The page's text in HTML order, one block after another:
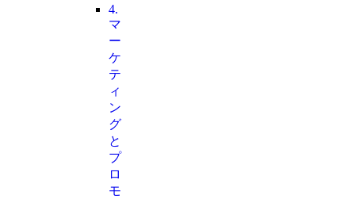
4.
マ
ー
ケ
テ
ィ
ン
グ
と
プ
ロ
モ